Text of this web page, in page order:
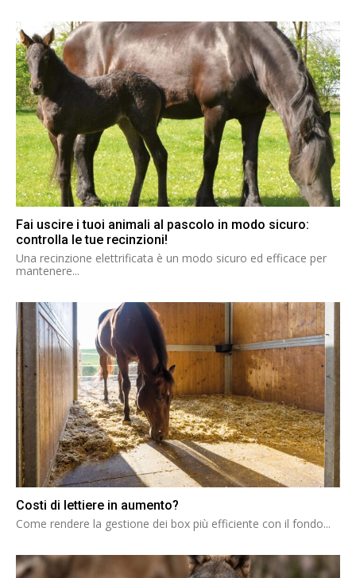
Fai uscire i tuoi animali al pascolo in modo sicuro:
controlla le tue recinzioni!
Una recinzione elettrificata è un modo sicuro ed efficace per
mantenere...
Costi di lettiere in aumento?
Come rendere la gestione dei box più efficiente con il fondo...